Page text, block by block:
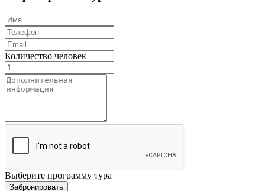
Количество человек
Выберите программу тура